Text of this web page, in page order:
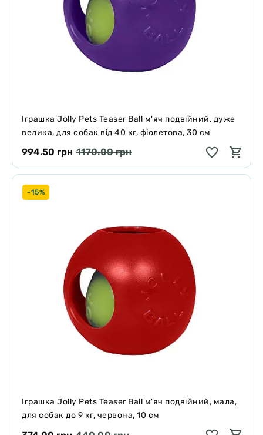
Іграшка Jolly Pets Teaser Ball м'яч подвійний, дуже
велика, для собак від 40 кг, фіолетова, 30 см
994.50 грн 1170.00 грн
-15%
Іграшка Jolly Pets Teaser Ball м'яч подвійний, мала,
для собак до 9 кг, червона, 10 см